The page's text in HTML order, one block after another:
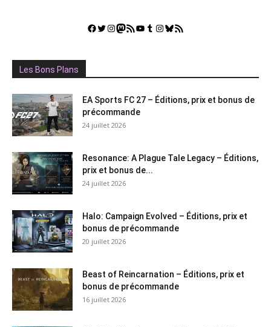
Facebook
Twitter
Instagram
Mastodon
Flux RSSYouTube
Tumblr
Instagram
Bluesky
GestGame
Les Bons Plans
EA Sports FC 27 – Éditions, prix et bonus de
précommande
24 juillet 2026
Resonance: A Plague Tale Legacy – Éditions,
prix et bonus de...
24 juillet 2026
Halo: Campaign Evolved – Éditions, prix et
bonus de précommande
20 juillet 2026
Beast of Reincarnation – Éditions, prix et
bonus de précommande
16 juillet 2026